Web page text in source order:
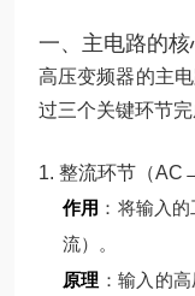
一、主电路的
高压变频器的主
过三个关键环节完
1. 整流环节（
作用 ：将输入
流）。
原理 ： 输入的